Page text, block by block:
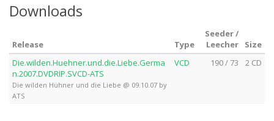
Downloads
Release Type
Seeder /
Leecher
Size
Die.wilden.Huehner.und.die.Liebe.Germa
n.2007.DVDRIP.SVCD-ATS
Die wilden Hühner und die Liebe @ 09.10.07 by
ATS
VCD 190 / 73 2 CD